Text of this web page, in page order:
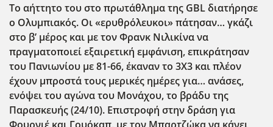
Το αήττητο του στο πρωτάθλημα της GBLδιατήρησε
ο Ολυμπιακός. Οι «ερυθρόλευκοι» πάτησαν… γκάζι
στο β’ μέρος και με τον Φρανκ Νιλικίνα να
πραγματοποιεί εξαιρετική εμφάνιση, επικράτησαν
του Πανιωνίου με 81-66, έκαναν το 3Χ3 και πλέον
έχουν μπροστά τους μερικές ημέρες για… ανάσες,
ενόψει του αγώνα του Μονάχου, το βράδυ της
Παρασκευής (24/10). Επιστροφή στην δράση για